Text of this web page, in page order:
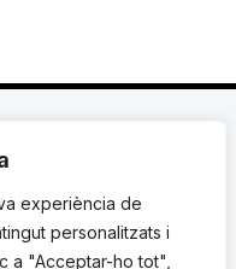
experiència de
personalitzats i
a "Acceptar-ho tot",
|
Catalunya.